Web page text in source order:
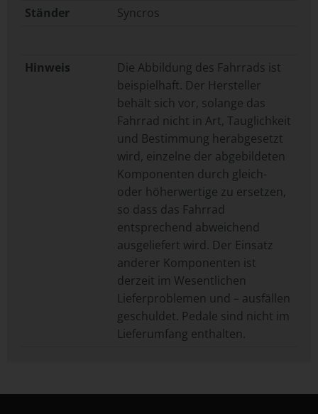
Ständer
Syncros
Hinweis
Die Abbildung des Fahrrads ist
beispielhaft. Der Hersteller
behält sich vor, solange das
Fahrrad nicht in Art, Tauglichkeit
und Bestimmung herabgesetzt
wird, einzelne der abgebildeten
Komponenten durch gleich-
oder höherwertige zu ersetzen,
so dass das Fahrrad
entsprechend abweichend
ausgeliefert wird. Der Einsatz
anderer Komponenten ist
derzeit im Wesentlichen
Lieferproblemen und – ausfällen
geschuldet. Pedale sind nicht im
Lieferumfang enthalten.